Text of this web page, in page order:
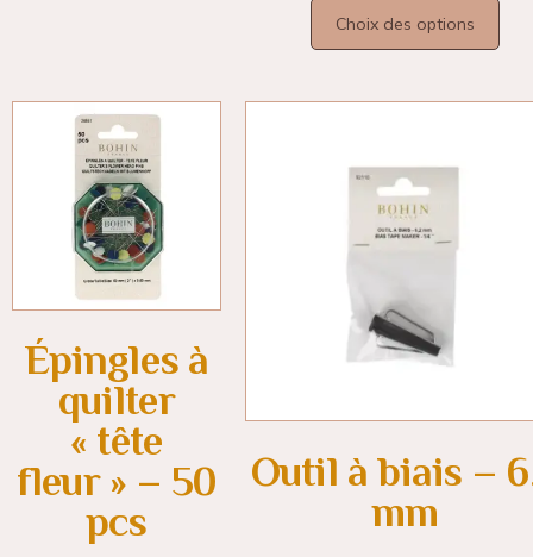
Choix des options
Épingles à
quilter
« tête
fleur » – 50
pcs
Outil à biais –
mm